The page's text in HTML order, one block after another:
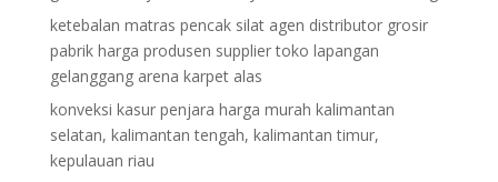
ketebalan matras pencak silat agen distributor grosir
pabrik harga produsen supplier toko lapangan
gelanggang arena karpet alas
konveksi kasur penjara harga murah kalimantan
selatan, kalimantan tengah, kalimantan timur,
kepulauan riau